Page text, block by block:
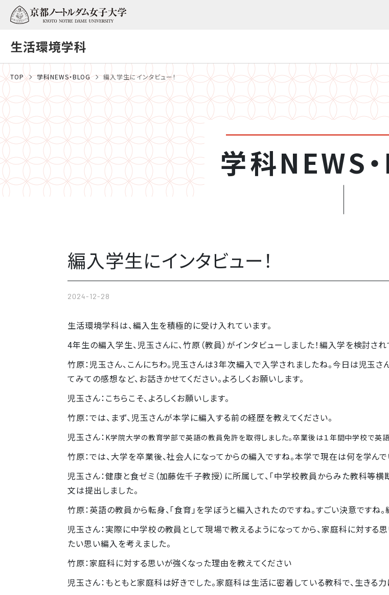
生活環境学科
TOP 学科NEWS・BLOG 編入学生にインタビュー！
学科NEWS
編入学生にインタビュー！
2024-12-28
生活環境学科は、編入生を積極的に受け入れています。
4年生の編入学生、児玉さんに、竹原（教員）がインタビューしました！編入学を検討さ
竹原：児玉さん、こんにちわ。児玉さんは3年次編入で入学されましたね。今日は児玉
てみての感想など、お話きかせてください。よろしくお願いします。
児玉さん：こちらこそ、よろしくお願いします。
竹原：では、まず、児玉さんが本学に編入する前の経歴を教えてください。
児玉さん： K学院大学の教育学部で英語の教員免許を取得しました。卒業後は１年間中学校で英
竹原：では、大学を卒業後、社会人になってからの編入ですね。本学で現在は何を学んで
児玉さん：健康と食ゼミ（加藤佐千子教授）に所属して、「中学校教員からみた教科等
文は提出しました。
竹原：英語の教員から転身、「食育」を学ぼうと編入されたのですね。すごい決意ですね
児玉さん：実際に中学校の教員として現場で教えるようになってから、家庭科に対する
たい思い編入を考えました。
竹原：家庭科に対する思いが強くなった理由を教えてください
児玉さん：もともと家庭科は好きでした。家庭科は生活に密着している教科で、生きる